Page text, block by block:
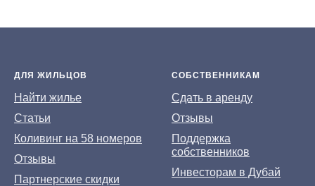
ДЛЯ ЖИЛЬЦОВ
Найти жилье
Статьи
Коливинг на 58 номеров
Отзывы
Партнерские скидки
СОБСТВЕННИКАМ
Сдать в аренду
Отзывы
Поддержка
собственников
Инвесторам в Дубай